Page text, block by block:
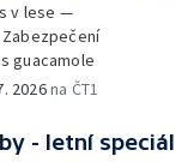
v lese —
guacamole
2026na ČT1
- letní speciál